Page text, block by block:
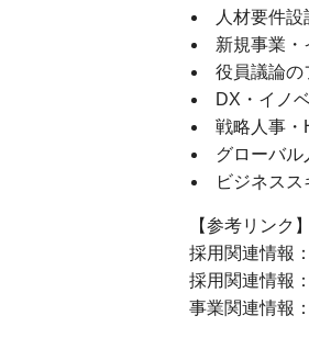
人材要件
新規事業・
役員議論の
DX・イノ
戦略人事
グローバル
ビジネス
【参考リンク】
採用関連情報：
採用関連情報：
事業関連情報：